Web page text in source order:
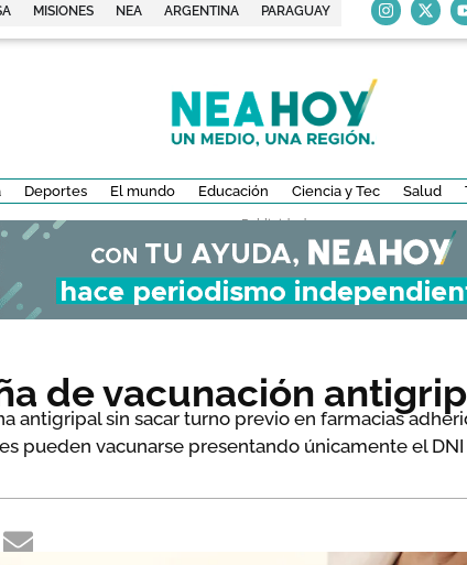
MISIONES NEA ARGENTINA PARAGUAY
Deportes El mundo Educación Ciencia y Tec Salud
- Publicidad -
de vacunación
antigripal sin sacar turno previo en farmacias
pueden vacunarse presentando únicamente el